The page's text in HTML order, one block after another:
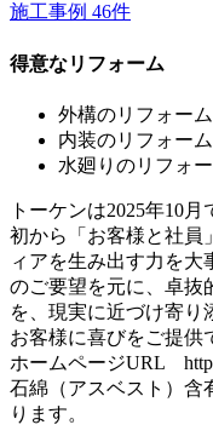
施工事例 46件
得意なリフォーム
外構のリフォーム
内装のリフォーム
水廻りのリフォ
トーケンは2025年10
初から「お客様と社員
ィアを生み出す力を大
のご要望を元に、卓抜
を、現実に近づけ寄り
お客様に喜びをご提供
ホームページURL
石綿（アスベスト）含
ります。